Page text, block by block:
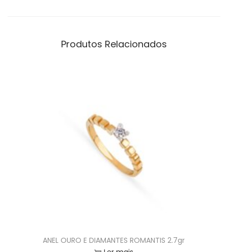
Produtos Relacionados
ANEL OURO E DIAMANTES ROMANTIS 2.7gr